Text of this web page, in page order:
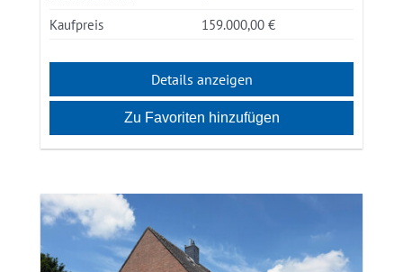
Kaufpreis
159.000,00 €
Details anzeigen
Zu Favoriten hinzufügen